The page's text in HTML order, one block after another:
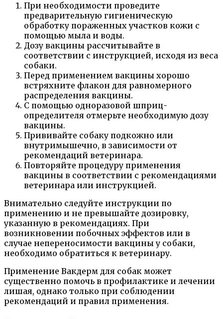
При необходимости проведите
предварительную гигиеническую
обработку пораженных участков кожи с
помощью мыла и воды.
Дозу вакцины рассчитывайте в
соответствии с инструкцией, исходя из веса
собаки.
Перед применением вакцины хорошо
встряхните флакон для равномерного
распределения вакцины.
С помощью одноразовой шприц-
определителя отмерьте необходимую дозу
вакцины.
Прививайте собаку подкожно или
внутримышечно, в зависимости от
рекомендаций ветеринара.
Повторяйте процедуру применения
вакцины в соответствии с рекомендациями
ветеринара или инструкцией.
Внимательно следуйте инструкции по
применению и не превышайте дозировку,
указанную в рекомендациях. При
возникновении побочных эффектов или в
случае непереносимости вакцины у собаки,
необходимо обратиться к ветеринару.
Применение Вакдерм для собак может
существенно помочь в профилактике и лечении
лишая, однако только при соблюдении
рекомендаций и правил применения.